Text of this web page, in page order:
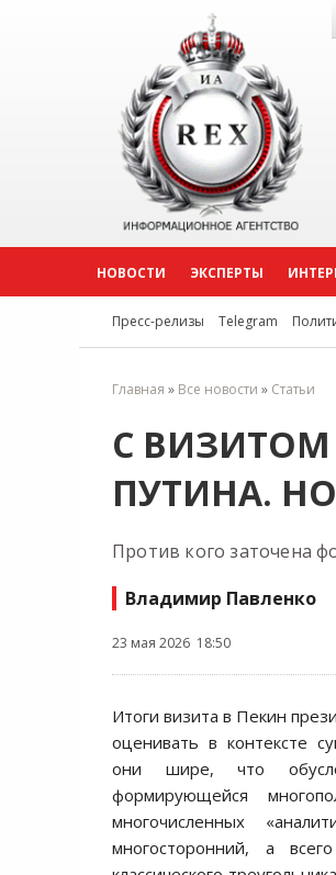
НОВОСТИ ЭКСПЕРТЫ
Пресс-релизы Telegram
Главная » Все новости » Статьи
С
ПУТИНА.
Против кого заточена
Владимир Павленко
23 мая 2026 18:50
Итоги визита в Пекин
оценивать в контексте
они шире, что
формирующейся
многочисленных
многосторонний, а